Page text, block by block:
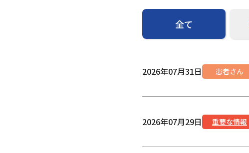
全て
2026年07月31日 患者さん
2026年07月29日 重要な情報